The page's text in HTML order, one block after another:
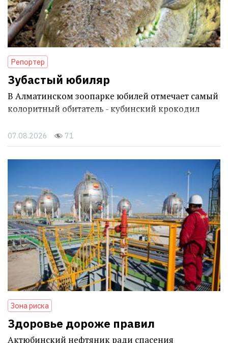
Репортер
Зубастый юбиляр
В Алматинском зоопарке юбилей отмечает самый
колоритный обитатель - кубинский крокодил
07.08.2026 71
Зона риска
Здоровье дороже правил
Актюбинский нефтяник ради спасения